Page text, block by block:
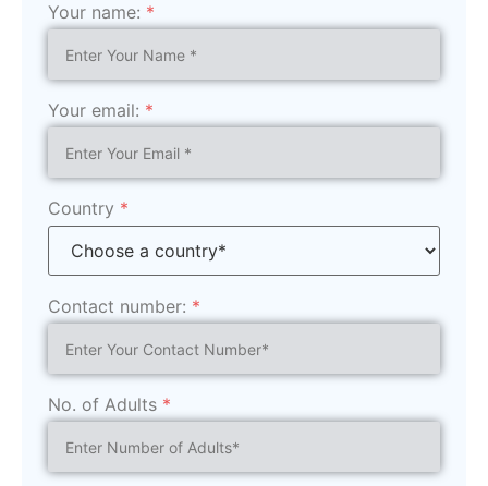
Your name: *
Your email: *
Country *
Contact number: *
No. of Adults *